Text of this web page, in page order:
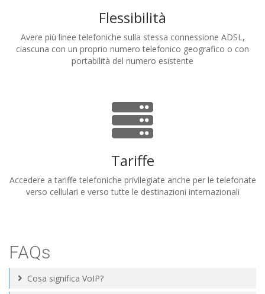
Flessibilità
Avere più linee telefoniche sulla stessa connessione ADSL,
ciascuna con un proprio numero telefonico geografico o con
portabilità del numero esistente
Tariffe
Accedere a tariffe telefoniche privilegiate anche per le telefonate
verso cellulari e verso tutte le destinazioni internazionali
FAQs
Cosa significa VoIP?